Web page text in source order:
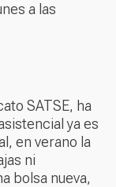
a las
SATSE, ha
ya es
en verano la
ni
bolsa nueva,